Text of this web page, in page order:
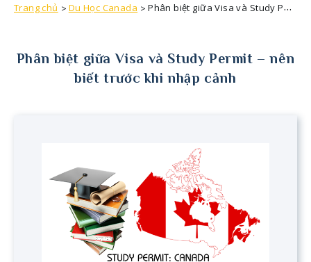
Trang chủ Du Học Canada Phân biệt giữa Visa và Study Permit – nên biết trước khi nhập cảnh
Phân biệt giữa Visa và Study Permit – nên
biết trước khi nhập cảnh